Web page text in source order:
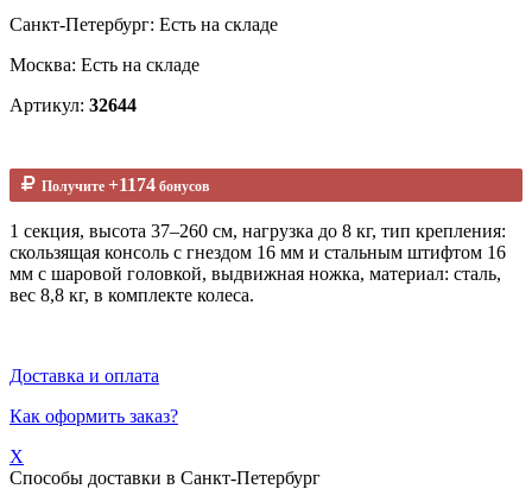
Санкт-Петербург: Есть на складе
Москва: Есть на складе
Артикул: 32644
Получите +1174 бонусов
1 секция, высота 37–260 см, нагрузка до 8 кг, тип крепления:
скользящая консоль с гнездом 16 мм и стальным штифтом 16
мм с шаровой головкой, выдвижная ножка, материал: сталь,
вес 8,8 кг, в комплекте колеса.
Доставка и оплата
Как оформить заказ?
X
Способы доставки в Санкт-Петербург